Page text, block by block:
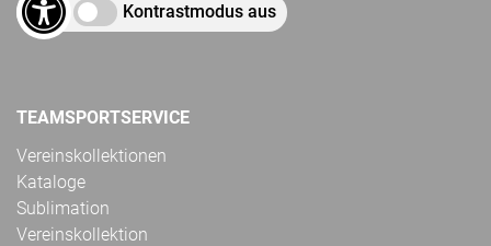
Kontrastmodus aus
TEAMSPORTSERVICE
Vereinskollektionen
Kataloge
Sublimation
Vereinskollektion